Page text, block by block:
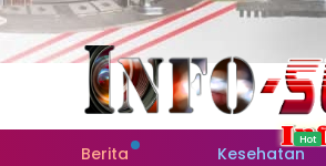
Berita HomeKesehatan